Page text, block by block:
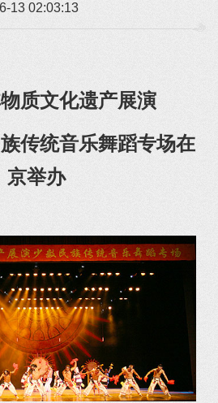
13 02:03:13
质文化遗产展演
传统音乐舞蹈专场在
京举办